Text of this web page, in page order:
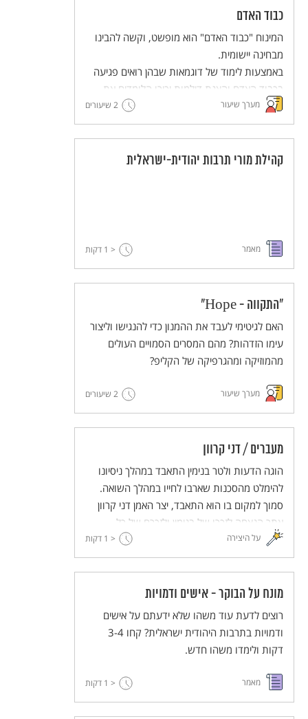
כבוד האדם
המינוח "כבוד האדם" הוא מופשט, וקשה להבינו
מבחינה יישומית.
באמצעות לימוד של דוגמאות שבהן רואים פגיעה
בכבוד האדם והצגת דילמות יכירו הלומדים את
הבסיס לזכויות האדם. למידה זו תוביל אותנו
לחשיבה משותפת – מה אפשר לעשות כדי לקדם
את הערך של שמירה על כבודו של כל אדם.
מערך שיעור 2 שיעורים
קהילת מורי תרבות יהודית-ישראלית
מאמר < 1 דקות
"התקווה - Hope"
האם לגיטימי לעבד את ההמנון כדי להנגישו וליצור
עימו הזדהות? מהם המסרים הסמויים העולים
מהמוזיקה ומהגרפיקה של הקליפ?
מערך שיעור 2 שיעורים
מעברים / דני קרוון
הוגה הדעות ולטר בנימין התאבד במהלך ניסיונו
להימלט מהסכנות שארבו לחייו במהלך השואה.
סמוך למקום בו הוא התאבד, יצר האמן דני קרוון
אתר הנצחה לזכרו של בנימין ולזכרם של כל
הפליטים שנאלצו להימלט מאימת המשטר הנאצי.
על היצירה < 1 דקות
מונח על הבוקר - אישים ודמויות
רוצים לדעת עוד משהו שלא ידעתם על אישים
ודמויות בתרבות היהודית ישראלית? קחו 3-4
דקות ולימדו משהו חדש.
מאמר < 1 דקות